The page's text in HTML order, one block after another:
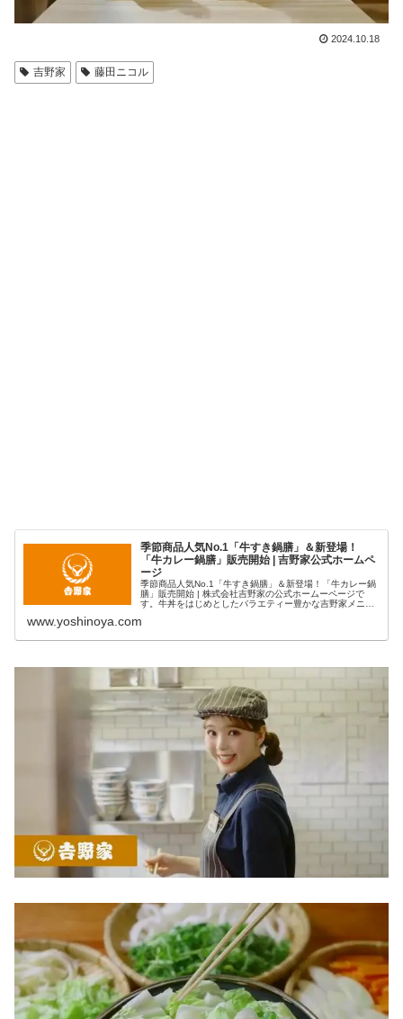
2024.10.18
吉野家 藤田ニコル
季節商品人気No.1「牛すき鍋膳」＆新登場！
「牛カレー鍋膳」販売開始 | 吉野家公式ホームペ
ージ
季節商品人気No.1「牛すき鍋膳」＆新登場！「牛カレー鍋
膳」販売開始 | 株式会社吉野家の公式ホームーページで
す。牛丼をはじめとしたバラエティー豊かな吉野家メニュ
www.yoshinoya.com